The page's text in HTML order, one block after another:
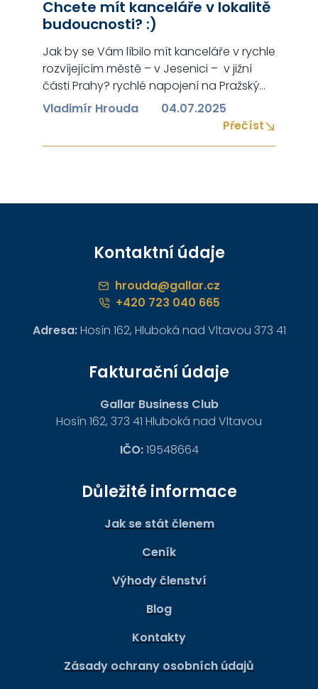
Chcete mít kanceláře v lokalitě
budoucnosti? :)
Jak by se Vám líbilo mít kanceláře v rychle
rozvíjejícím městě – v Jesenici – v jižní
části Prahy? rychlé napojení na Pražský
okruh jen 15 min na MHD na metro C
vynikající občanská vybavenost Prostory
bezbariérovým přístupem…
Vladimír Hrouda
04.07.2025
Přečíst
Kontaktní údaje
hrouda@gallar.cz
+420 723 040 665
Adresa:Hosín 162, Hluboká nad Vltavou 373 41
Fakturační údaje
Gallar Business Club
Hosín 162, 373 41 Hluboká nad Vltavou
IČO:19548664
Důležité informace
Jak se stát členem
Ceník
Výhody členství
Blog
Kontakty
Zásady ochrany osobních údajů